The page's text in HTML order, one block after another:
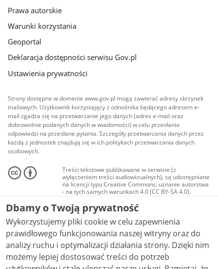
Prawa autorskie
Warunki korzystania
Geoportal
Deklaracja dostępności serwisu Gov.pl
Ustawienia prywatności
Strony dostępne w domenie www.gov.pl mogą zawierać adresy skrzynek
mailowych. Użytkownik korzystający z odnośnika będącego adresem e-
mail zgadza się na przetwarzanie jego danych (adres e-mail oraz
dobrowolnie podanych danych w wiadomości) w celu przesłania
odpowiedzi na przesłane pytania. Szczegóły przetwarzania danych przez
każdą z jednostek znajdują się w ich politykach przetwarzania danych
osobowych.
Treści tekstowe publikowane w serwisie (z
wyłączeniem treści audiowizualnych), są udostępniane
na licencji typu Creative Commons: uznanie autorstwa
- na tych samych warunkach 4.0 (CC BY-SA 4.0).
Materiały audiowizualne, w tym zdjęcia, materiały
audio i wideo, są udostępniane na licencji typu
Creative Commons: uznanie autorstwa użycie
niekomercyjne - bez utworów zależnych 4.0 (CC BY-
NC-ND 4.0), o ile nie jest to stwierdzone inaczej.
Dbamy o Twoją prywatność
Wykorzystujemy pliki cookie w celu zapewnienia
prawidłowego funkcjonowania naszej witryny oraz do
analizy ruchu i optymalizacji działania strony. Dzięki nim
możemy lepiej dostosować treści do potrzeb